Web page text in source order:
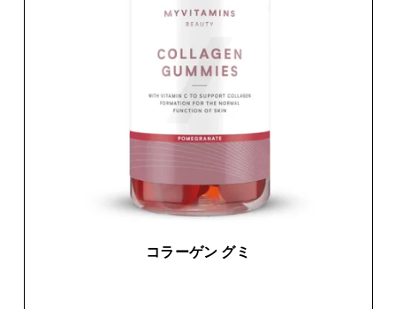
コラーゲン グミ